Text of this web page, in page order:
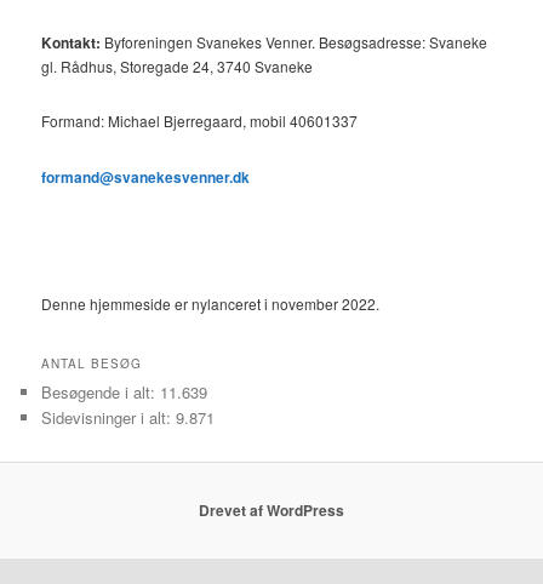
Kontakt: Byforeningen Svanekes Venner. Besøgsadresse: Svaneke
gl. Rådhus, Storegade 24, 3740 Svaneke
Formand: Michael Bjerregaard, mobil 40601337
formand@svanekesvenner.dk
Denne hjemmeside er nylanceret i november 2022.
ANTAL BESØG
Besøgende i alt: 11.639
Sidevisninger i alt:9.871
Drevet af WordPress